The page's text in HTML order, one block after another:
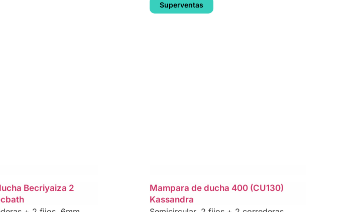
Becriyaiza 2
Superventas
Mampara de ducha 400 (CU130)
Kassandra